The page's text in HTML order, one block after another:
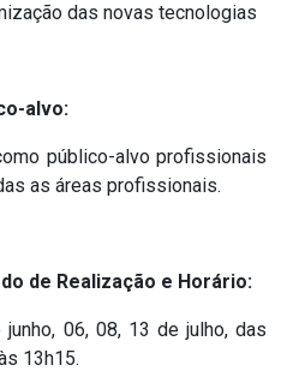
das novas tecnologias
alvo:
público-alvo profissionais
as áreas profissionais.
de Realização e Horário:
junho, 06, 08, 13 de julho, das
13h15.